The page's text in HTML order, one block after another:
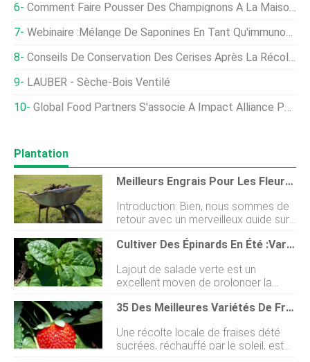
Comment Faire Pousser Des Champignons À La Maison :commencer Avec Cette Savoureuse Culture
Webinaire :Mélange De Saponines En Tant Qu'immunomodulateur Dans Les Poissons Et Les Crevettes
Conseils De Conservation Des Cerises Après La Récolte - Comment Gérer Les Cerises Récoltées
LAUBER - Sèche-Bois Ventilé
Global Food Partners S'associe À Impact Alliance Pour Accélérer La Production D'œufs Sans Cage En Asie
Plantation
Meilleurs Engrais Pour Les Fleurs - Un Guide Complet
Introduction: Bien, nous sommes de
retour avec un merveilleux guide sur
les meilleurs engrais pour fleurs. Le
fumier est idéal pour le jardin de
fournit de lazote, le phosphore et le
potassium sont également appelés
nutriments. En tant quamendement
de sol, le fumier najoute pas de
matière organique, mais il contribue
aussi à améliorer la structure du sol,
Cultiver Des Épinards En Été :Variétés Alternatives D'épinards D'été
Lajout de salade verte est un
excellent moyen de prolonger la
récolte du potager. Légumes verts,
comme les épinards, poussent mieux
fraîches. Cela signifie que les graines
sont le plus souvent plantées afin
35 Des Meilleures Variétés De Fraises Pour Les Jardiniers Amateurs
Une récolte locale de fraises dété
sucrées, réchauffé par le soleil, est
lun des grands plaisirs de la vie. Et il